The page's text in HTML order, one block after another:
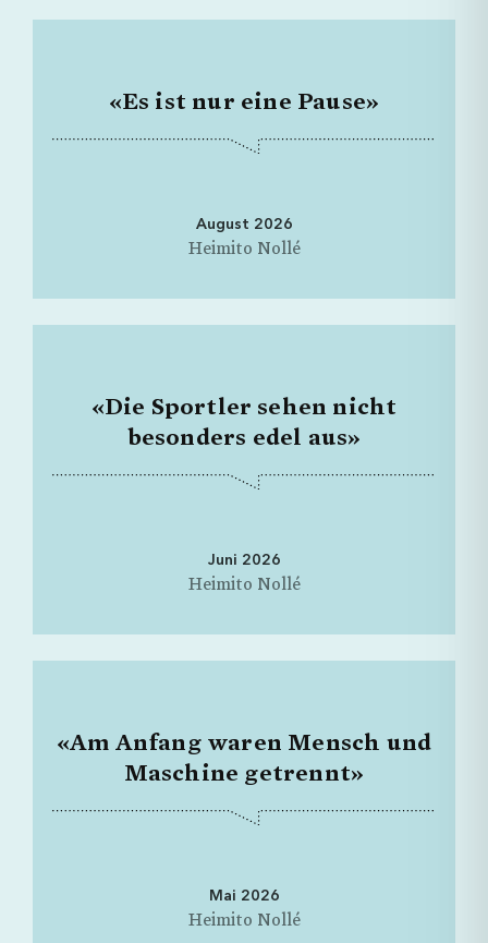
«Es ist nur eine Pause»
August 2026
Heimito Nollé
«Die Sportler sehen nicht
besonders edel aus»
Juni 2026
Heimito Nollé
«Am Anfang waren Mensch und
Maschine getrennt»
Mai 2026
Heimito Nollé
Hiermit gebe ich brefmagazin.ch die Erlaubnis,